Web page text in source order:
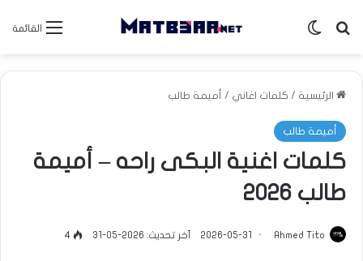
القائمة بحث عنالوضع المظلم
الرئيسية / كلمات اغاني / أميمة طالب
أميمة طالب
كلمات اغنية البكى راحه – أميمة
طالب 2026
Ahmed Tito
2026-05-31 آخر تحديث: 2026-05-31 4